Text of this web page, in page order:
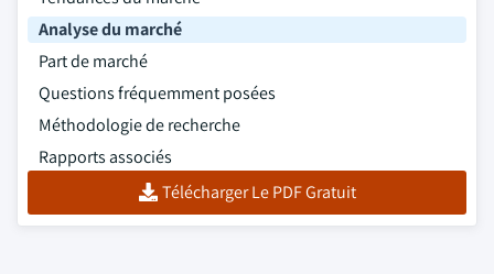
Analyse du marché
Part de marché
Questions fréquemment posées
Méthodologie de recherche
Rapports associés
Télécharger Le PDF Gratuit